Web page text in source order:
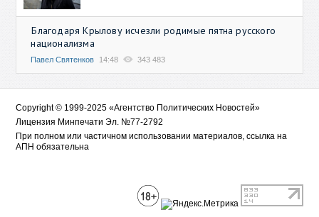
Благодаря Крылову исчезли родимые пятна русского
национализма
Павел Святенков 14:48 343 483
Copyright © 1999-2025 «Агентство Политических Новостей»
Лицензия Минпечати Эл. №77-2792
При полном или частичном использовании материалов, ссылка на
АПН обязательна